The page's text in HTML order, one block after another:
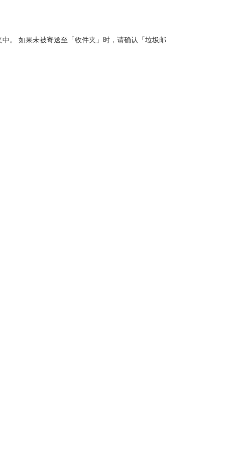
。 如果未被寄送至「收件夹」时，请确认「垃圾邮